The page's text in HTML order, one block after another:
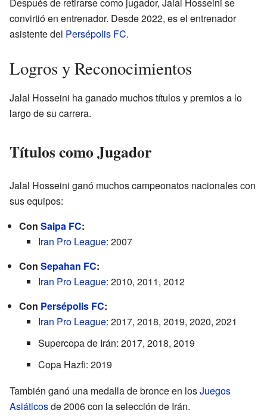
convirtió en entrenador. Desde 2022, es el entrenador
asistente del Persépolis FC.
Logros y Reconocimientos
Jalal Hosseini ha ganado muchos títulos y premios a lo
largo de su carrera.
Títulos como Jugador
Jalal Hosseini ganó muchos campeonatos nacionales con
sus equipos:
Con Saipa FC:
Iran Pro League: 2007
Con Sepahan FC:
Iran Pro League: 2010, 2011, 2012
Con Persépolis FC:
Iran Pro League: 2017, 2018, 2019, 2020, 2021
Supercopa de Irán: 2017, 2018, 2019
Copa Hazfi: 2019
También ganó una medalla de bronce en losJuegos
Asiáticosde 2006 con la selección de Irán.